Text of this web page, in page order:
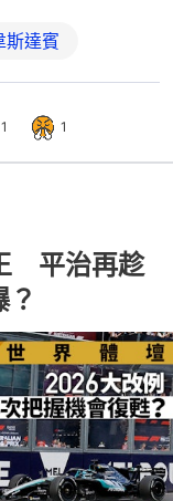
斯達賓
1 1
平治再趁